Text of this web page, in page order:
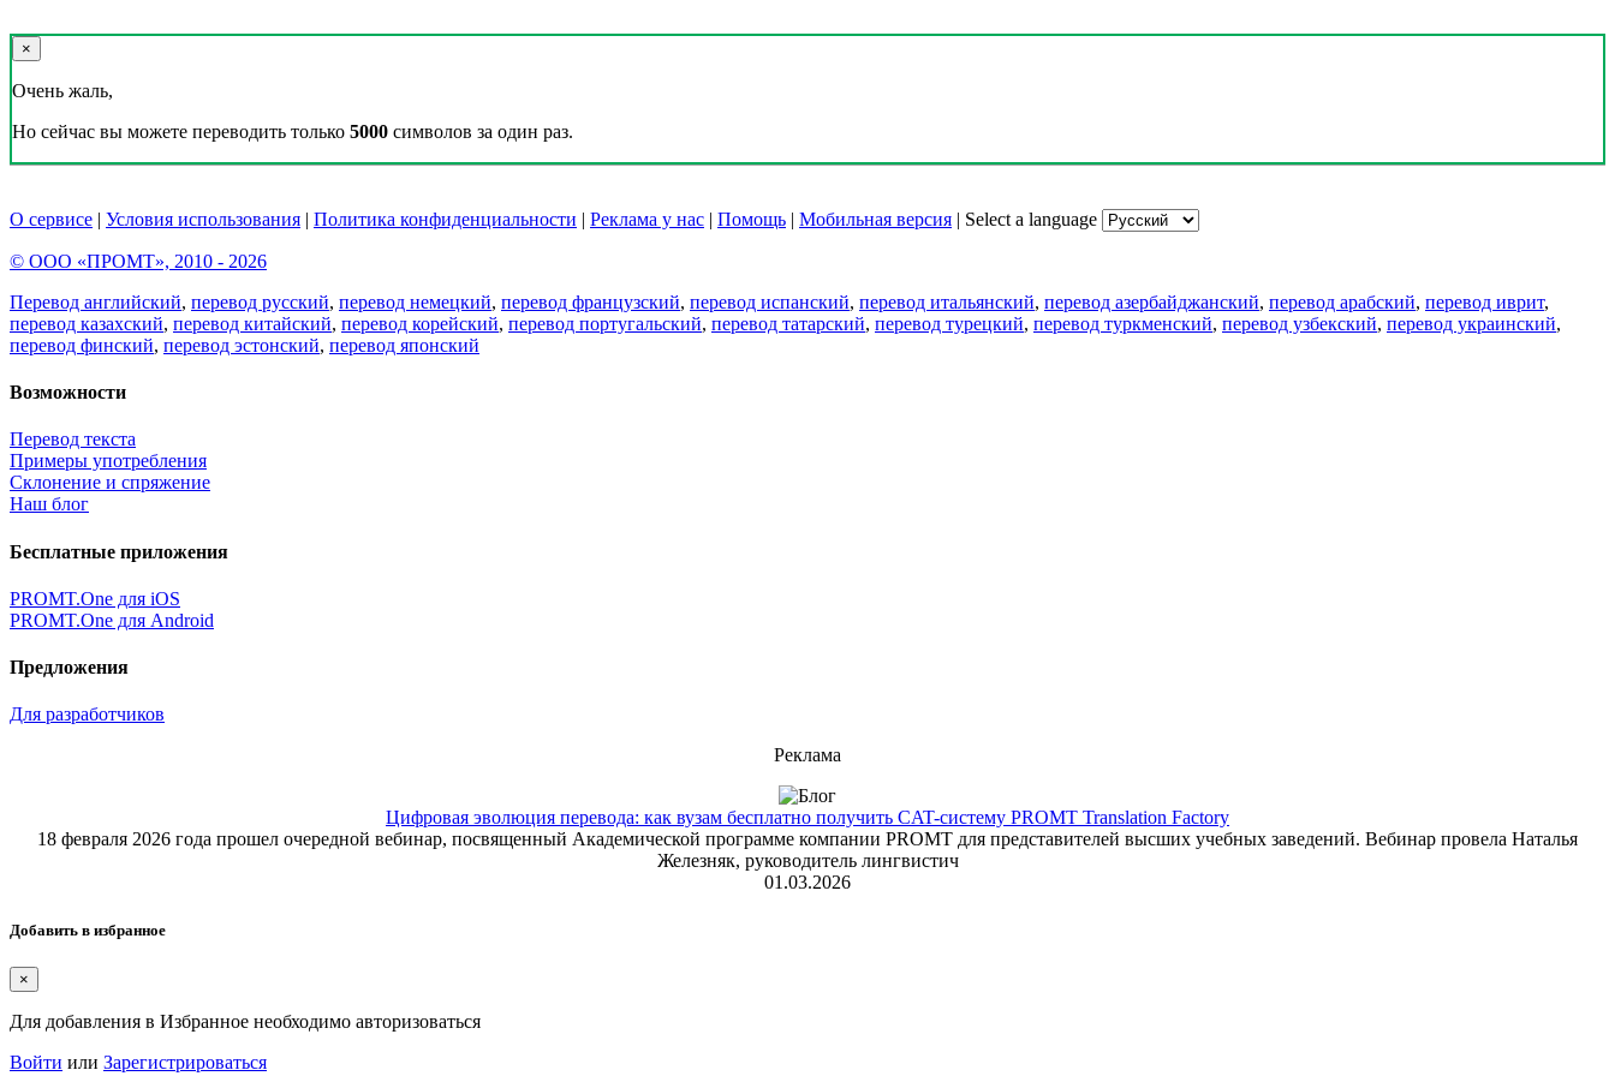
×
Очень жаль,
Но сейчас вы можете переводить только 5000 символов за один раз.
О сервисе | Условия использования | Политика конфиденциальности | Реклама у нас | Помощь | Мобильная версия | Select a language
© ООО «ПРОМТ», 2010 - 2026
Перевод английский, перевод русский, перевод немецкий, перевод французский, перевод испанский, перевод итальянский, перевод азербайджанский, перевод арабский, перевод иврит,
перевод казахский, перевод китайский, перевод корейский, перевод португальский, перевод татарский, перевод турецкий, перевод туркменский, перевод узбекский, перевод украинский,
перевод финский, перевод эстонский, перевод японский
Возможности
Перевод текста
Примеры употребления
Склонение и спряжение
Наш блог
Бесплатные приложения
PROMT.One для iOS
PROMT.One для Android
Предложения
Для разработчиков
Реклама
Цифровая эволюция перевода: как вузам бесплатно получить CAT-систему PROMT Translation Factory
18 февраля 2026 года прошел очередной вебинар, посвященный Академической программе компании PROMT для представителей высших учебных заведений. Вебинар провела Наталья
Железняк, руководитель лингвистич
01.03.2026
Добавить в избранное
×
Для добавления в Избранное необходимо авторизоваться
Войти или Зарегистрироваться